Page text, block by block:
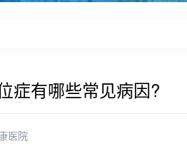
症有哪些常见病因?
医院